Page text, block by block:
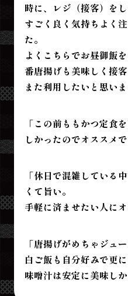
時に、レジ（接客）を
すごく良く気持ちよく
た。
よくこちらでお昼御飯
番唐揚げも美味しく接客
また利用したいと思い
「この前ももかつ定食
しかったのでオススメで
「休日で混雑している
くて旨い。
手軽に済ませたい人にオ
「唐揚げがめちゃジュ
白ご飯も自分好みで更
味噌汁は安定に美味しか